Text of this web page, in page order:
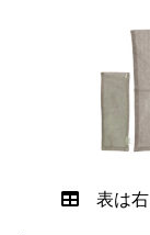
表は右